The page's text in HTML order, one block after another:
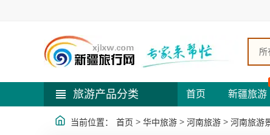
所
旅游产品分类 首页 新疆旅游
当前位置： 首页 > 华中旅游 > 河南旅游 > 河南旅游